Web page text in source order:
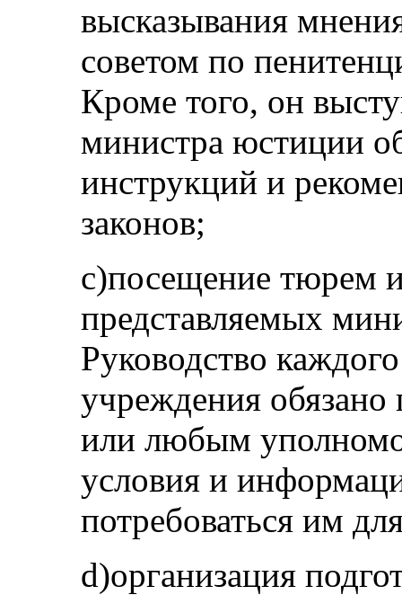
высказывания
советом по
Кроме того, он
министра юстиции
инструкций и
законов;
с)посещение тюрем
представляемых
Руководство
учреждения
или любым
условия и
потребоваться им
d)организация